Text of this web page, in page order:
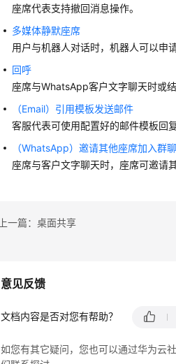
座席代表支持撤回消息操作。
多媒体静默座席
用户与机器人对话时，机器人可以申
回呼
座席与WhatsApp客户文字聊天时或
（Email）引用模板发送邮件
客服代表可使用配置好的邮件模板回
（WhatsApp）邀请其他座席加入群聊
座席与客户文字聊天时，座席可邀请
上一篇：桌面共享
意见反馈
文档内容是否对您有帮助？
如您有其它疑问，您也可以通过华为云